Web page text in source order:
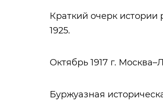
Краткий очерк истории
1925.
Октябрь 1917 г.
Буржуазная